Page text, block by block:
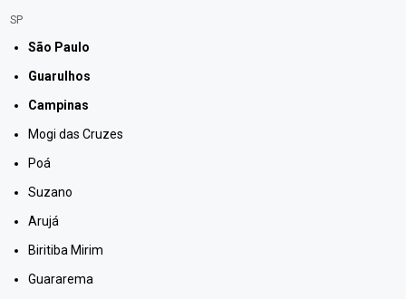
SP
São Paulo
Guarulhos
Campinas
Mogi das Cruzes
Poá
Suzano
Arujá
Biritiba Mirim
Guararema